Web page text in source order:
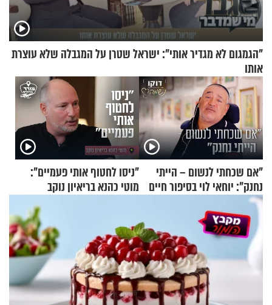
"הגמגום לא מגדיר אותי": ישראל שטרן על המגבלה שלא עוצרת
אותו
"אם שכחתי לנשום – הייתי
נחנק": יוחאי לוי בסיפור חיים
מעורר השראה
"ניסו לחטוף אותי פעמיים":
מוטי כהנא בריאיון נוקב